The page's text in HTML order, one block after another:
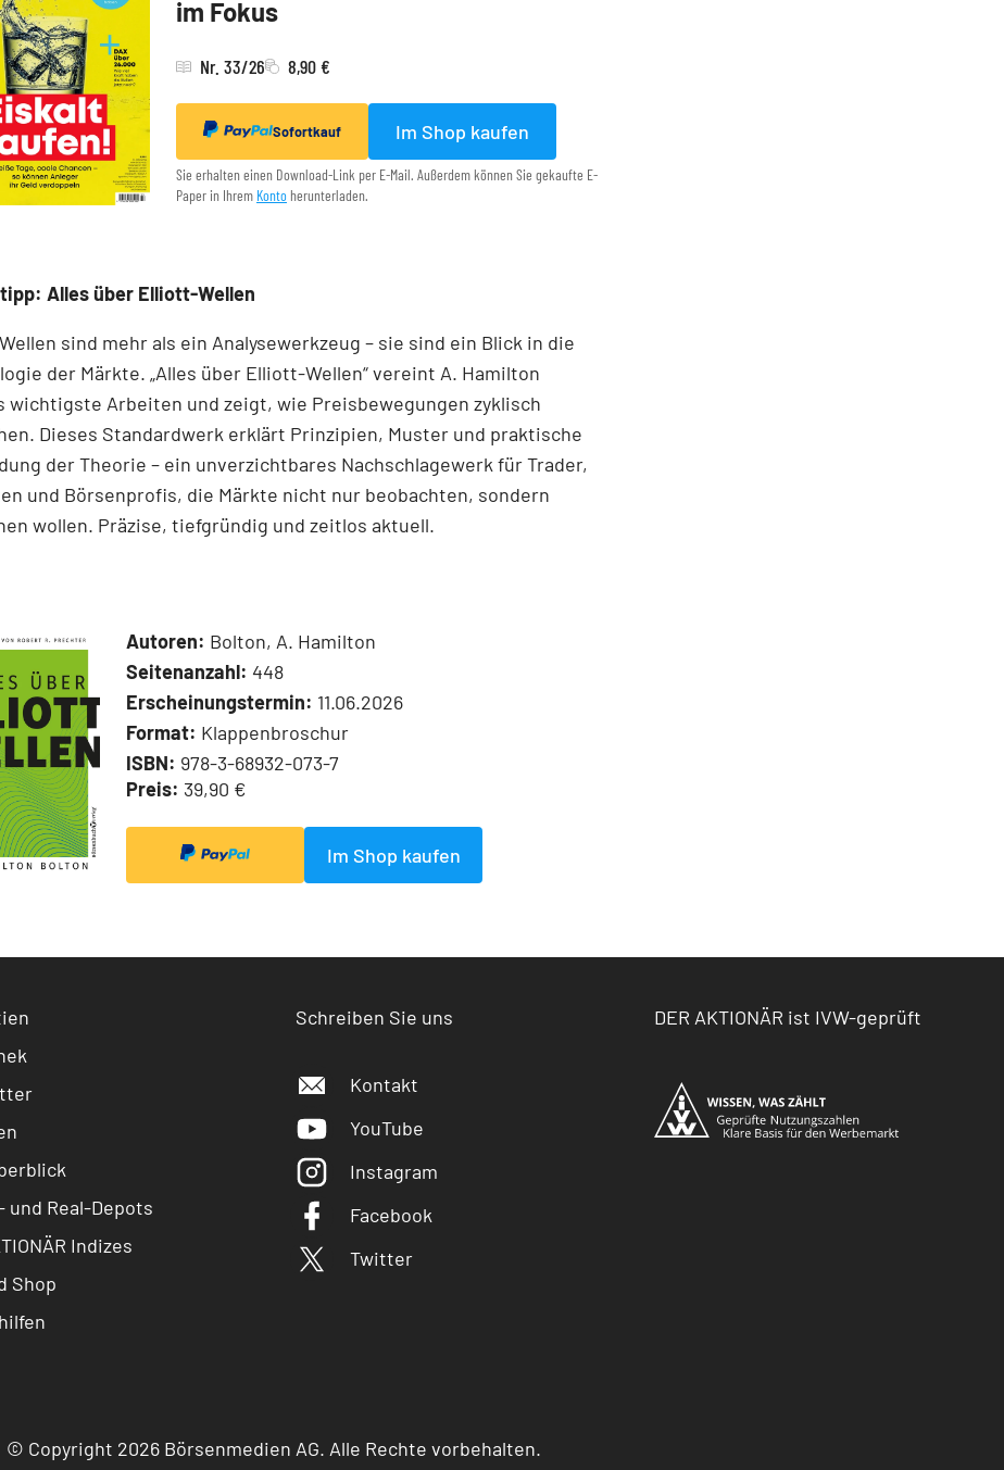
im Fokus
Nr. 33/26 8,90 €
Sofortkauf Im Shop kaufen
Sie erhalten einen Download-Link per E-Mail. Außerdem können Sie gekaufte E-
Paper in Ihrem Konto herunterladen.
Alles über Elliott-Wellen
sind mehr als ein Analysewerkzeug – sie sind ein Blick in die
der Märkte. „Alles über Elliott-Wellen“ vereint A. Hamilton
wichtigste Arbeiten und zeigt, wie Preisbewegungen zyklisch
Dieses Standardwerk erklärt Prinzipien, Muster und praktische
der Theorie – ein unverzichtbares Nachschlagewerk für Trader,
und Börsenprofis, die Märkte nicht nur beobachten, sondern
wollen. Präzise, tiefgründig und zeitlos aktuell.
Autoren: Bolton, A. Hamilton
Seitenanzahl: 448
Erscheinungstermin: 11.06.2026
Format: Klappenbroschur
ISBN: 978-3-68932-073-7
Preis: 39,90 €
Im Shop kaufen
und Real-Depots
Indizes
Shop
Schreiben Sie uns
Kontakt
YouTube
Instagram
Facebook
Twitter
DER AKTIONÄR ist IVW-geprüft
© Copyright 2026 Börsenmedien AG. Alle Rechte vorbehalten.